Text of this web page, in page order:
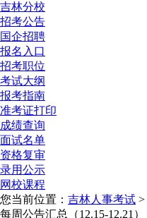
吉林分校
招考公告
国企招聘
报名入口
招考职位
考试大纲
报考指南
准考证打印
成绩查询
面试名单
资格复审
录用公示
网校课程
您当前位置： 吉林人事考试 >
每周公告汇总（12.15-12.21）